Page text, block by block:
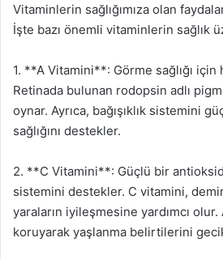
Vitaminlerin sağlığımıza olan
İşte bazı önemli vitaminlerin sağlık
1. **A Vitamini**: Görme sağlığı
Retinada bulunan rodopsin adlı
oynar. Ayrıca, bağışıklık sistemini
sağlığını destekler.
2. **C Vitamini**: Güçlü bir
sistemini destekler. C vitamini,
yaraların iyileşmesine yardımcı olur.
koruyarak yaşlanma belirtilerini